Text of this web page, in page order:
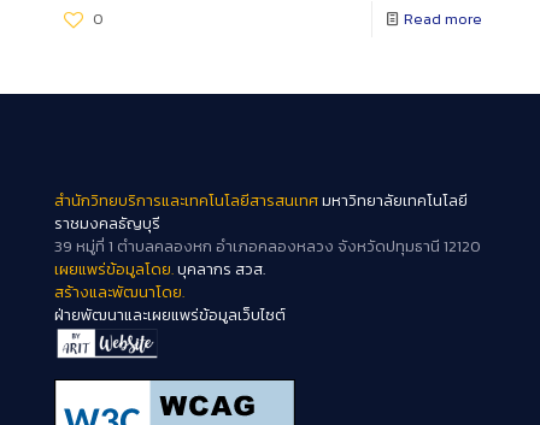
0 Read more
สำนักวิทยบริการและเทคโนโลยีสารสนเทศมหาวิทยาลัยเทคโนโลยี
ราชมงคลธัญบุรี
39 หมู่ที่ 1 ตำบลคลองหก อำเภอคลองหลวง จังหวัดปทุมธานี 12120
เผยแพร่ข้อมูลโดย.บุคลากร สวส.
สร้างและพัฒนาโดย.
ฝ่ายพัฒนาและเผยแพร่ข้อมูลเว็บไซต์